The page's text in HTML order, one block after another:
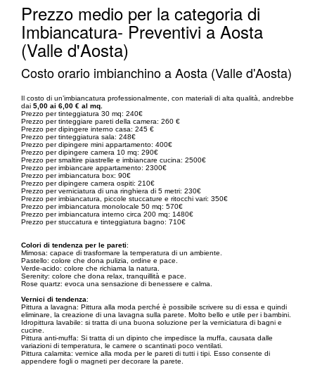
Prezzo medio per la categoria di
Imbiancatura- Preventivi a Aosta
(Valle d'Aosta)
Costo orario imbianchino a Aosta (Valle d'Aosta)
Il costo di un’imbiancatura professionalmente, con materiali di alta qualità, andrebbe
dai 5,00 ai 6,00 € al mq.
Prezzo per tinteggiatura 30 mq: 240€
Prezzo per tinteggiare pareti della camera: 260 €
Prezzo per dipingere interno casa: 245 €
Prezzo per tinteggiatura sala: 248€
Prezzo per dipingere mini appartamento: 400€
Prezzo per dipingere camera 10 mq: 290€
Prezzo per smaltire piastrelle e imbiancare cucina: 2500€
Prezzo per imbiancare appartamento: 2300€
Prezzo per imbiancatura box: 90€
Prezzo per dipingere camera ospiti: 210€
Prezzo per verniciatura di una ringhiera di 5 metri: 230€
Prezzo per imbiancatura, piccole stuccature e ritocchi vari: 350€
Prezzo per imbiancatura monolocale 50 mq: 570€
Prezzo per imbiancatura interno circa 200 mq: 1480€
Prezzo per stuccatura e tinteggiatura bagno: 710€
Colori di tendenza per le pareti:
Mimosa: capace di trasformare la temperatura di un ambiente.
Pastello: colore che dona pulizia, ordine e pace.
Verde-acido: colore che richiama la natura.
Serenity: colore che dona relax, tranquillità e pace.
Rose quartz: evoca una sensazione di benessere e calma.
Vernici di tendenza:
Pittura a lavagna: Pittura alla moda perché è possibile scrivere su di essa e quindi
eliminare, la creazione di una lavagna sulla parete. Molto bello e utile per i bambini.
Idropittura lavabile: si tratta di una buona soluzione per la verniciatura di bagni e
cucine.
Pittura anti-muffa: Si tratta di un dipinto che impedisce la muffa, causata dalle
variazioni di temperatura, le camere o scantinati poco ventilati.
Pittura calamita: vernice alla moda per le pareti di tutti i tipi. Esso consente di
appendere fogli o magneti per decorare la parete.